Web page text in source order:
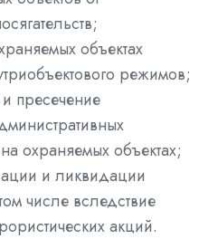
объектах
режимов;
пресечение
охраняемых объектах;
и ликвидации
числе вследствие
акций.